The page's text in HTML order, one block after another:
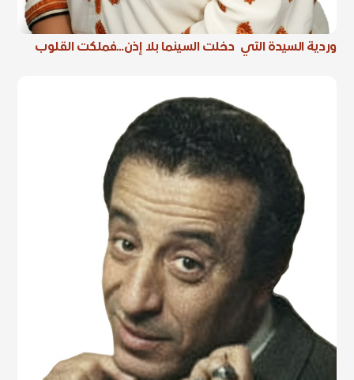
وردية السيدة التي دخلت السينما بلا إذن…فملكت القلوب